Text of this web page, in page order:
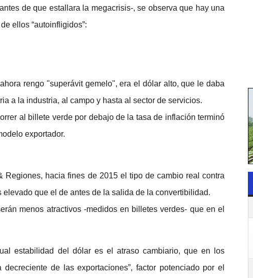
de que estallara la megacrisis-, se observa que hay una
ellos “autoinfligidos”:
rengo "superávit gemelo", era el dólar alto, que le daba
a la industria, al campo y hasta al sector de servicios.
al billete verde por debajo de la tasa de inflación terminó
exportador.
Regiones, hacia fines de 2015 el tipo de cambio real contra
que el de antes de la salida de la convertibilidad.
menos atractivos -medidos en billetes verdes- que en el
estabilidad del dólar es el atraso cambiario, que en los
de las exportaciones”, factor potenciado por el